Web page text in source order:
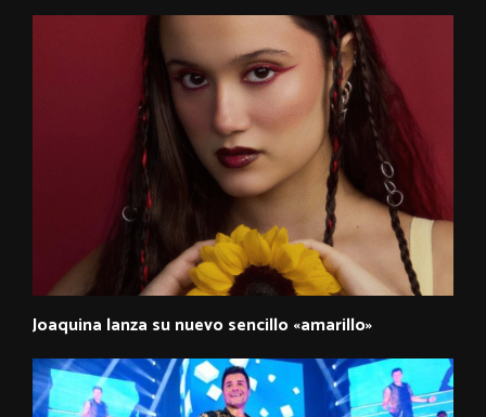
Joaquina lanza su nuevo sencillo «amarillo»